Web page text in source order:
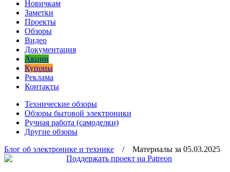
Новичкам
Заметки
Проекты
Обзоры
Видео
Документация
Акции
Купоны
Реклама
Контакты
Технические обзоры
Обзоры бытовой электроники
Ручная работа (самоделки)
Другие обзоры
Блог об электронике и технике / Материалы за 05.03.2025